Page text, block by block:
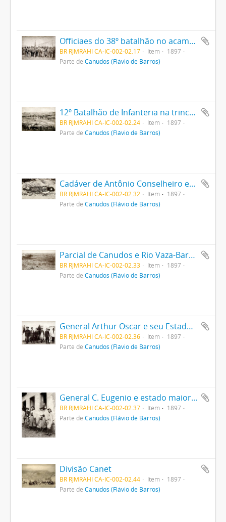
Officiaes do 38º batalhão no acampamento
BR RJMRAHI CA-IC-002-02.17 Item
1897
Parte de Canudos (Flávio de Barros)
12º Batalhão de Infanteria na trincheira
BR RJMRAHI CA-IC-002-02.24 Item
1897
Parte de Canudos (Flávio de Barros)
Cadáver de Antônio Conselheiro encontrado sob as ruínas da Igreja Nova
BR RJMRAHI CA-IC-002-02.32 Item
1897
Parte de Canudos (Flávio de Barros)
Parcial de Canudos e Rio Vaza-Barris, ao Nascente
BR RJMRAHI CA-IC-002-02.33 Item
1897
Parte de Canudos (Flávio de Barros)
General Arthur Oscar e seu Estado Maior
BR RJMRAHI CA-IC-002-02.36 Item
1897
Parte de Canudos (Flávio de Barros)
General C. Eugenio e estado maior em Monte Santo
BR RJMRAHI CA-IC-002-02.37 Item
1897
Parte de Canudos (Flávio de Barros)
Divisão Canet
BR RJMRAHI CA-IC-002-02.44 Item
1897
Parte de Canudos (Flávio de Barros)